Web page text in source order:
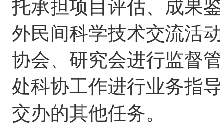
托承担项目评估、成果
外民间科学技术交流活
协会、研究会进行监督
处科协工作进行业务指
交办的其他任务。